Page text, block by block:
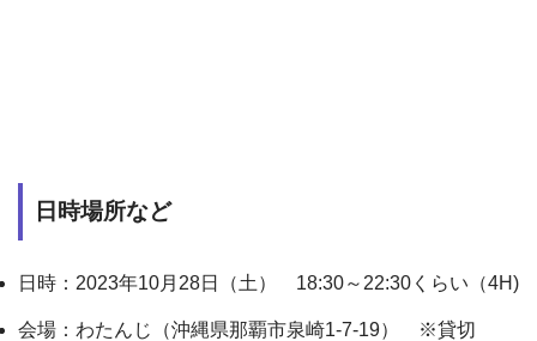
日時場所など
日時：2023年10月28日（土） 18:30～22:30くらい（4H)
会場：わたんじ（沖縄県那覇市泉崎1-7-19） ※貸切